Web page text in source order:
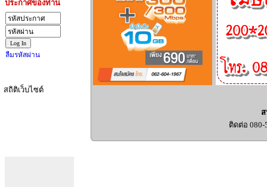
ประกาศของท่าน
ลืมรหัสผ่าน
สถิติเว็บไซต์
ติดต่อ 080-